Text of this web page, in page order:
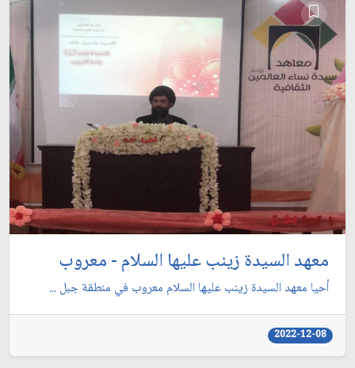
معهد السيدة زينب عليها السلام - معروب
أحيا معهد السيدة زينب عليها السلام معروب في منطقة جبل ...
2022-12-08